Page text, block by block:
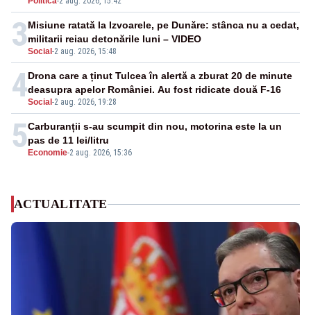
3Social -2 aug. 2026, 15:48
Misiune ratată la Izvoarele, pe Dunăre: stânca nu a cedat,
militarii reiau detonările luni – VIDEO
4Social -2 aug. 2026, 19:28
Drona care a ținut Tulcea în alertă a zburat 20 de minute
deasupra apelor României. Au fost ridicate două F-16
5 Economie-2 aug. 2026, 15:36
Carburanții s-au scumpit din nou, motorina este la un
pas de 11 lei/litru
ACTUALITATE